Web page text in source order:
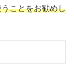
ことをお勧めし